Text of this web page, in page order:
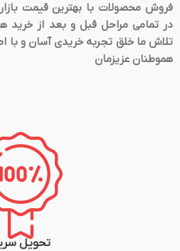
فروش محصولات با بهترین قیمت بازار
در تمامی مراحل قبل و بعد از خرید
تلاش ما خلق تجربه خریدی آسان و با
هموطنان عزیزمان
تحویل